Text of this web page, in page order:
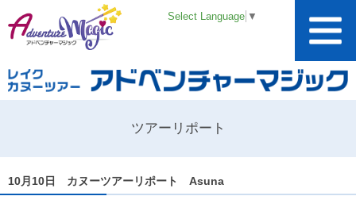
Select Language ▼
ツアーリポート
10月10日 カヌーツアーリポート Asuna